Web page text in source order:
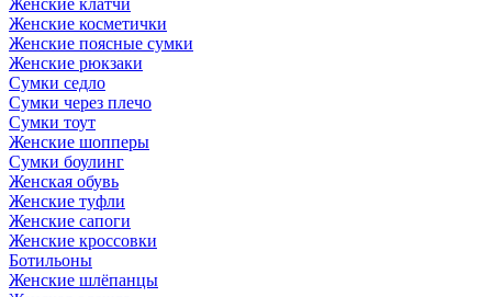
Женские клатчи
Женские косметички
Женские поясные сумки
Женские рюкзаки
Сумки седло
Сумки через плечо
Сумки тоут
Женские шопперы
Сумки боулинг
Женская обувь
Женские туфли
Женские сапоги
Женские кроссовки
Ботильоны
Женские шлёпанцы